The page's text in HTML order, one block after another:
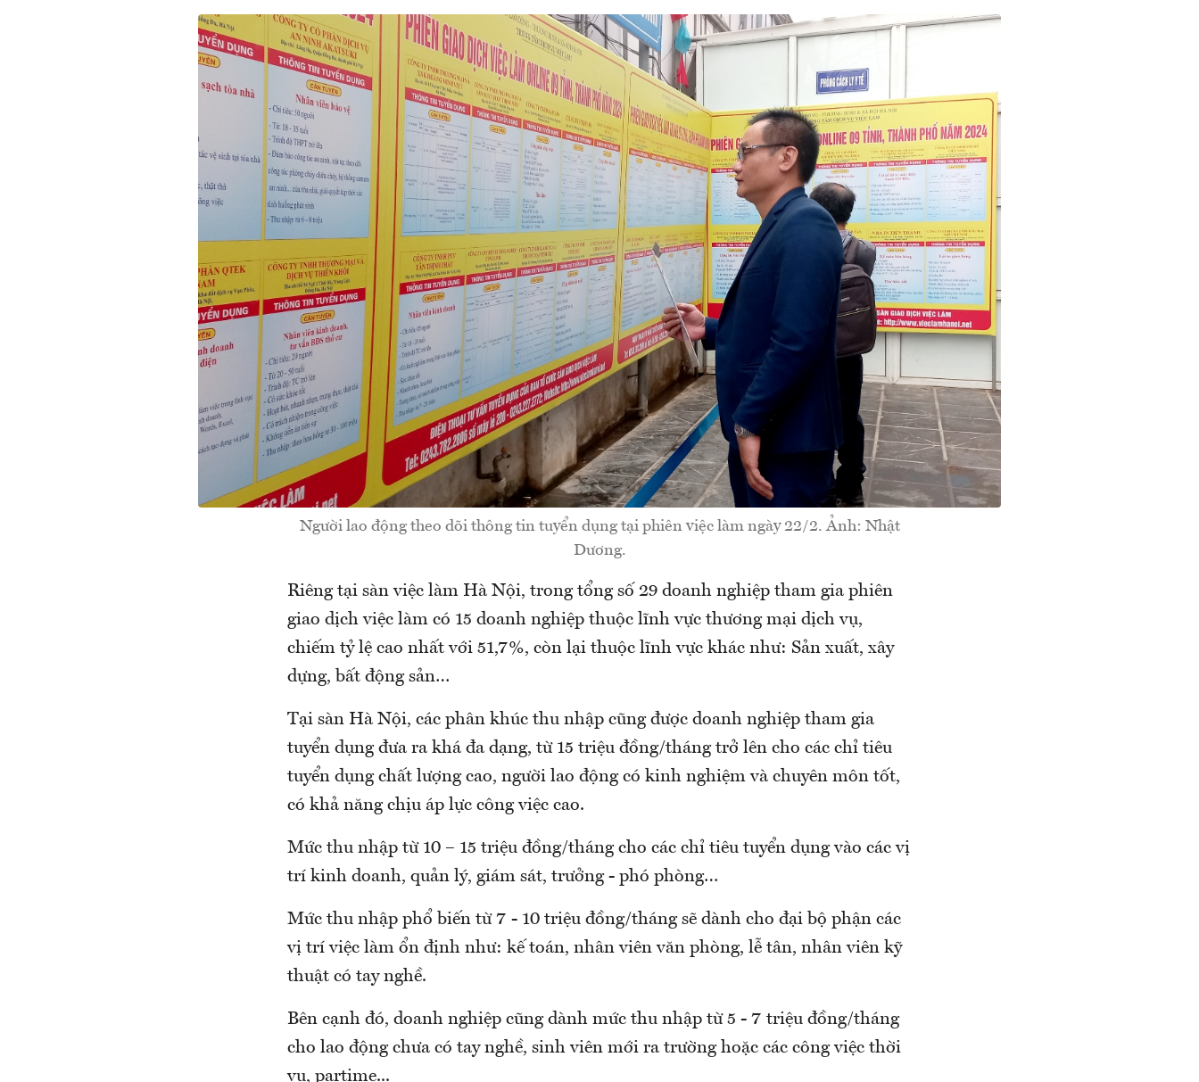
Người lao động theo dõi thông tin tuyển dụng tại phiên việc làm ngày 22/2. Ảnh: Nhật
Dương.
Riêng tại sàn việc làm Hà Nội, trong tổng số 29 doanh nghiệp tham gia phiên
giao dịch việc làm có 15 doanh nghiệp thuộc lĩnh vực thương mại dịch vụ,
chiếm tỷ lệ cao nhất với 51,7%, còn lại thuộc lĩnh vực khác như: Sản xuất, xây
dựng, bất động sản…
Tại sàn Hà Nội, các phân khúc thu nhập cũng được doanh nghiệp tham gia
tuyển dụng đưa ra khá đa dạng, từ 15 triệu đồng/tháng trở lên cho các chỉ tiêu
tuyển dụng chất lượng cao, người lao động có kinh nghiệm và chuyên môn tốt,
có khả năng chịu áp lực công việc cao.
Mức thu nhập từ 10 – 15 triệu đồng/tháng cho các chỉ tiêu tuyển dụng vào các vị
trí kinh doanh, quản lý, giám sát, trưởng - phó phòng…
Mức thu nhập phổ biến từ 7 - 10 triệu đồng/tháng sẽ dành cho đại bộ phận các
vị trí việc làm ổn định như: kế toán, nhân viên văn phòng, lễ tân, nhân viên kỹ
thuật có tay nghề.
Bên cạnh đó, doanh nghiệp cũng dành mức thu nhập từ 5 - 7 triệu đồng/tháng
cho lao động chưa có tay nghề, sinh viên mới ra trường hoặc các công việc thời
vụ, partime...